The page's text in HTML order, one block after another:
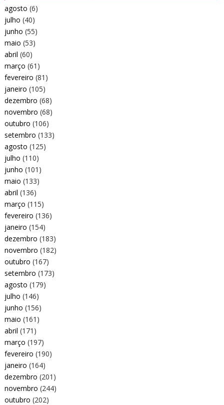
agosto (6)
julho (40)
junho (55)
maio (53)
abril (60)
março (61)
fevereiro (81)
janeiro (105)
dezembro (68)
novembro (68)
outubro (106)
setembro (133)
agosto (125)
julho (110)
junho (101)
maio (133)
abril (136)
março (115)
fevereiro (136)
janeiro (154)
dezembro (183)
novembro (182)
outubro (167)
setembro (173)
agosto (179)
julho (146)
junho (156)
maio (161)
abril (171)
março (197)
fevereiro (190)
janeiro (164)
dezembro (201)
novembro (244)
outubro (202)